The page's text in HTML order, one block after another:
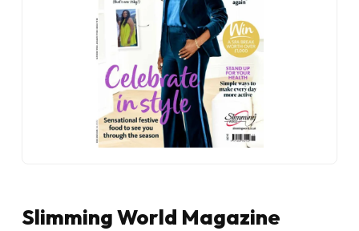
Slimming World Magazine